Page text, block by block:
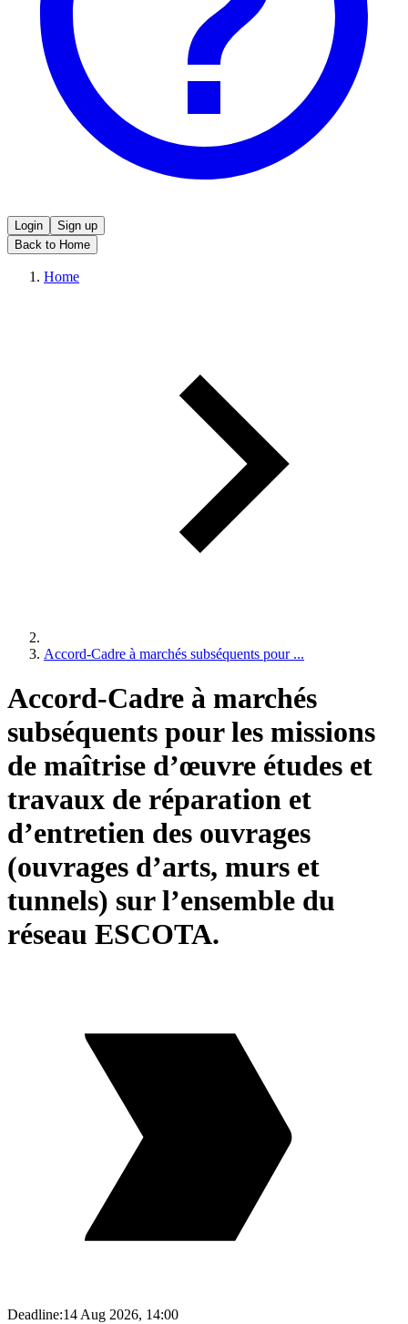
Login
Sign up
Back to Home
Home
Accord-Cadre à marchés subséquents pour ...
Accord-Cadre à marchés
subséquents pour les missions
de maîtrise d’œuvre études et
travaux de réparation et
d’entretien des ouvrages
(ouvrages d’arts, murs et
tunnels) sur l’ensemble du
réseau ESCOTA.
Deadline:14 Aug 2026, 14:00